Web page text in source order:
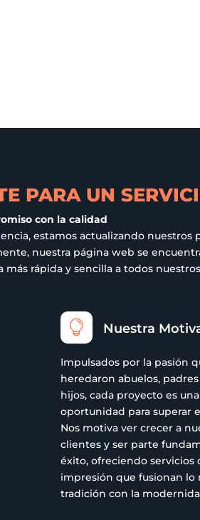
PARA UN
con la calidad
estamos actualizando nuestros
nuestra página web se
rápida y sencilla a todos
 Nuestra
Impulsados por la pasión
heredaron abuelos, padres
hijos, cada proyecto es una
oportunidad para superar
Nos motiva ver crecer a
clientes y ser parte
éxito, ofreciendo servicios
impresión que fusionan lo
tradición con la